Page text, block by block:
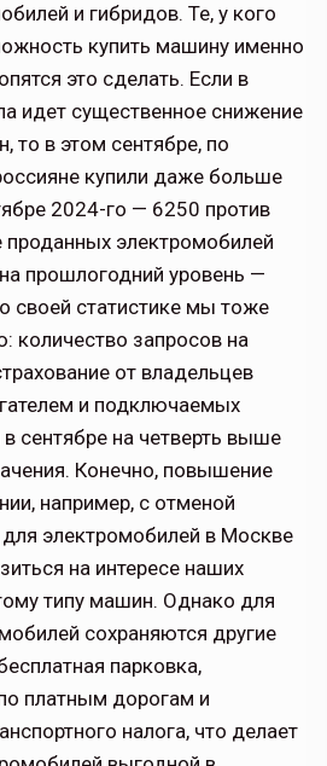
и гибридов. Те, у кого
купить машину именно
это сделать. Если в
идет существенное снижение
в этом сентябре, по
купили даже больше
2024-го — 6250 против
электромобилей
прошлогодний уровень —
своей статистике мы тоже
количество запросов на
от владельцев
и подключаемых
в сентябре на четверть выше
Конечно, повышение
например, с отменой
электромобилей в Москве
на интересе наших
типу машин. Однако для
сохраняются другие
парковка,
платным дорогам и
налога, что делает